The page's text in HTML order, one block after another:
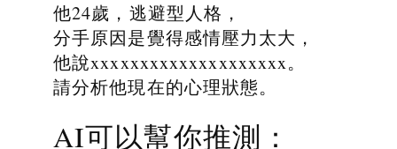
他24歲，逃避型人格，
分手原因是覺得感情壓力太大，
他說xxxxxxxxxxxxxxxxxxxx。
請分析他現在的心理狀態。
AI可以幫你推測：